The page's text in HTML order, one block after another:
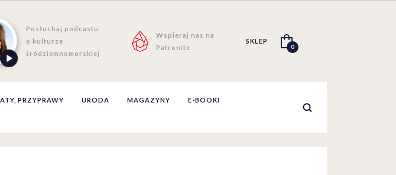
Posłuchaj podcastu
o kulturze
śródziemnomorskiej
Wspieraj nas na
Patronite
SKLEP
0
PRZYPRAWY URODA MAGAZYNY
E-BOOKI